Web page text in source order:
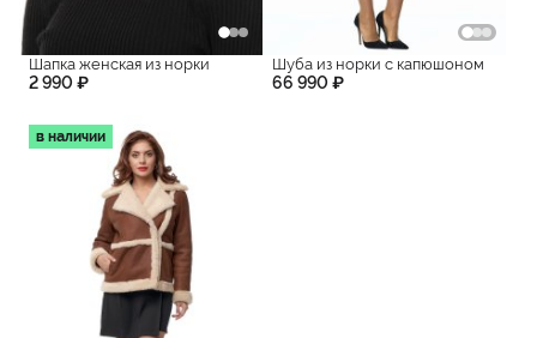
Шапка женская из норки
2 990 ₽
Шуба из норки с капюшоном
66 990 ₽
в наличии